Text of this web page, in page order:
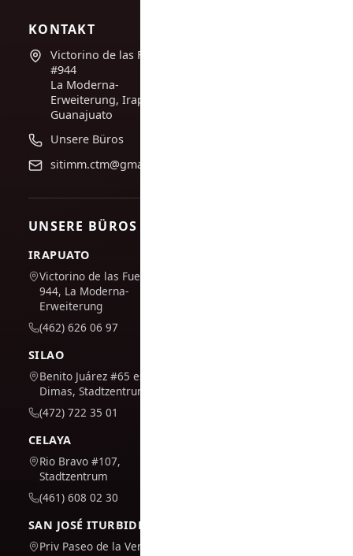
KONTAKT
Victorino de las Fuentes
#944
La Moderna-
Erweiterung, Irapuato,
Guanajuato
Unsere Büros
sitimm.ctm@gmail.com
UNSERE BÜROS
IRAPUATO
Victorino de las Fuentes Nr.
944, La Moderna-
Erweiterung
(462) 626 06 97
SILAO
Benito Juárez #65 esq. San
Dimas, Stadtzentrum
(472) 722 35 01
CELAYA
Rio Bravo #107,
Stadtzentrum
(461) 608 02 30
SAN JOSÉ ITURBIDE
Priv Paseo de la Venta #7,